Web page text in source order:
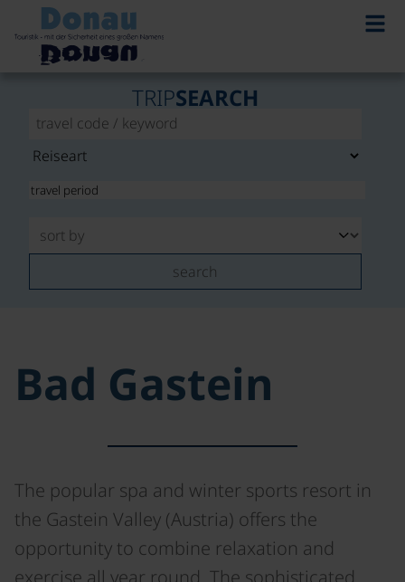
TRIPSEARCH
search
Bad Gastein
The popular spa and winter sports resort in
the Gastein Valley (Austria) offers the
opportunity to combine relaxation and
exercise all year round. The sophisticated